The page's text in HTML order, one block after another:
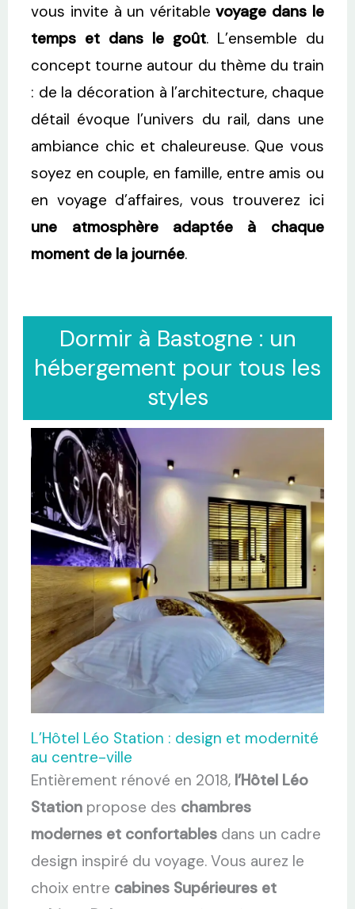
vous invite à un véritablevoyage dans le
temps et dans le goût. L’ensemble du
concept tourne autour du thème du train
: de la décoration à l’architecture, chaque
détail évoque l’univers du rail, dans une
ambiance chic et chaleureuse. Que vous
soyez en couple, en famille, entre amis ou
en voyage d’affaires, vous trouverez ici
une atmosphère adaptée à chaque
moment de la journée.
Dormir à Bastogne : un
hébergement pour tous les
styles
L’Hôtel Léo Station : design et modernité
au centre-ville
Entièrement rénové en 2018, l’Hôtel Léo
Station propose des chambres
modernes et confortables dans un cadre
design inspiré du voyage. Vous aurez le
choix entre cabines Supérieures et